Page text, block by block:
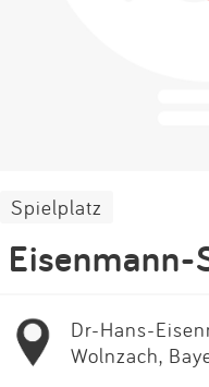
Spielplatz
Dr-Hans-
Wolnzach,